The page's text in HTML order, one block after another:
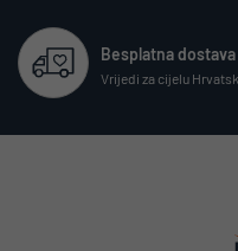
Besplatna dostava
Vrijedi za cijelu